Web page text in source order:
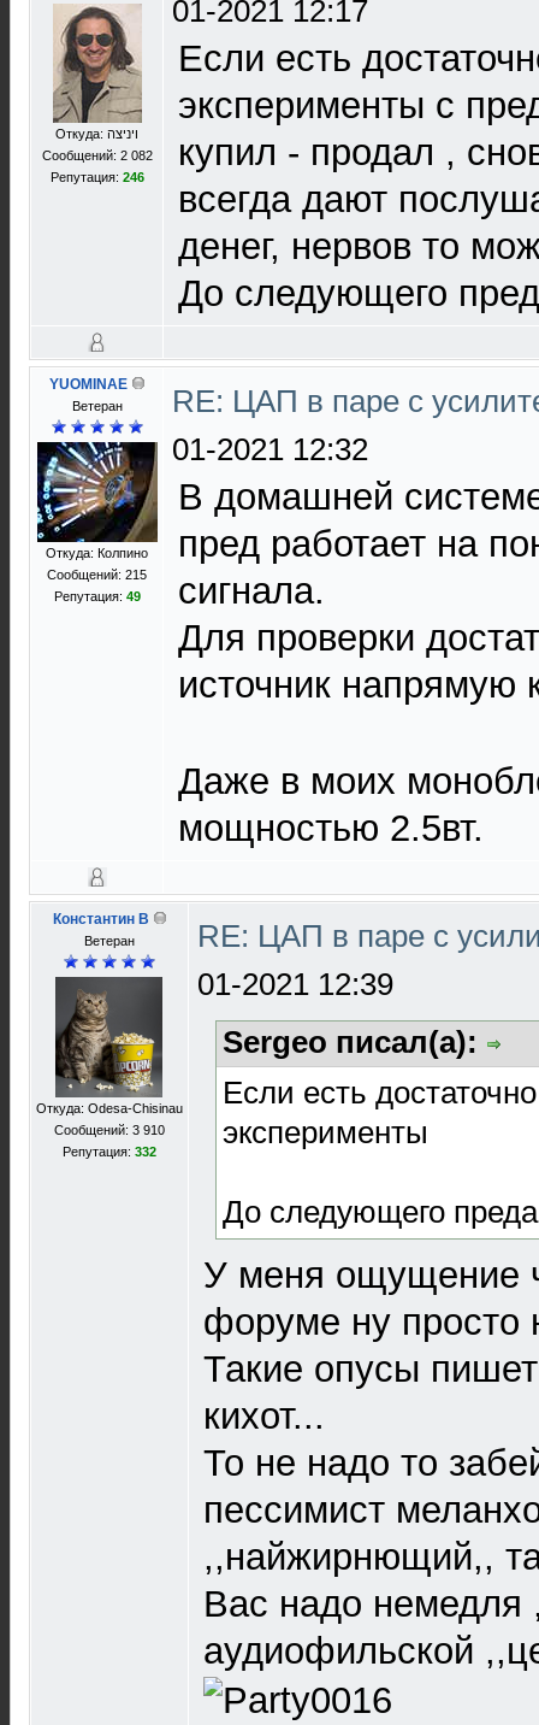
Откуда: ויניצה
Сообщений: 2 082
Репутация: 246
01-2021 12:17
Если есть
эксперименты с
купил - продал ,
всегда дают
денег, нервов то
До следующего
YUOMINAE
Ветеран
Откуда: Колпино
Сообщений: 215
Репутация: 49
RE: ЦАП в паре с
01-2021 12:32
В домашней
пред работает на
сигнала.
Для проверки
источник напрямую
Даже в моих
мощностью 2.5вт.
Константин В
Ветеран
Откуда: Odesa-Chisinau
Сообщений: 3 910
Репутация: 332
RE: ЦАП в паре с
01-2021 12:39
Sergeo писал(а):
Если есть
эксперименты
До следующего
У меня ощущение
форуме ну просто
Такие опусы
кихот...
То не надо то
пессимист
,,найжирнющий,,
Вас надо немедля
аудиофильской